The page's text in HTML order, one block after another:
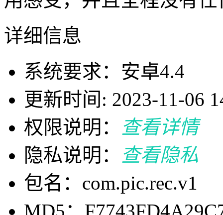
详细信息
系统要求：安卓4.4
更新时间: 2023-11-06
权限说明：
查看详情
隐私说明：
查看隐私
包名：com.pic.rec.v1